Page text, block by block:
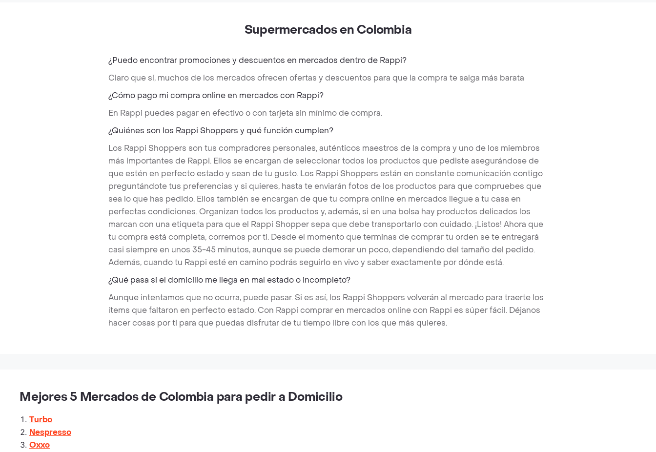
Supermercados en Colombia
¿Puedo encontrar promociones y descuentos en mercados dentro de Rappi?
Claro que sí, muchos de los mercados ofrecen ofertas y descuentos para que la compra te salga más barata
¿Cómo pago mi compra online en mercados con Rappi?
En Rappi puedes pagar en efectivo o con tarjeta sin mínimo de compra.
¿Quiénes son los Rappi Shoppers y qué función cumplen?
Los Rappi Shoppers son tus compradores personales, auténticos maestros de la compra y uno de los miembros
más importantes de Rappi. Ellos se encargan de seleccionar todos los productos que pediste asegurándose de
que estén en perfecto estado y sean de tu gusto. Los Rappi Shoppers están en constante comunicación contigo
preguntándote tus preferencias y si quieres, hasta te enviarán fotos de los productos para que compruebes que
sea lo que has pedido. Ellos también se encargan de que tu compra online en mercados llegue a tu casa en
perfectas condiciones. Organizan todos los productos y, además, si en una bolsa hay productos delicados los
marcan con una etiqueta para que el Rappi Shopper sepa que debe transportarlo con cuidado. ¡Listos! Ahora que
tu compra está completa, corremos por ti. Desde el momento que terminas de comprar tu orden se te entregará
casi siempre en unos 35-45 minutos, aunque se puede demorar un poco, dependiendo del tamaño del pedido.
Además, cuando tu Rappi esté en camino podrás seguirlo en vivo y saber exactamente por dónde está.
¿Qué pasa si el domicilio me llega en mal estado o incompleto?
Aunque intentamos que no ocurra, puede pasar. Si es así, los Rappi Shoppers volverán al mercado para traerte los
ítems que faltaron en perfecto estado. Con Rappi comprar en mercados online con Rappi es súper fácil. Déjanos
hacer cosas por ti para que puedas disfrutar de tu tiempo libre con los que más quieres.
Mejores 5 Mercados de Colombia para pedir a Domicilio
Turbo
Nespresso
Oxxo